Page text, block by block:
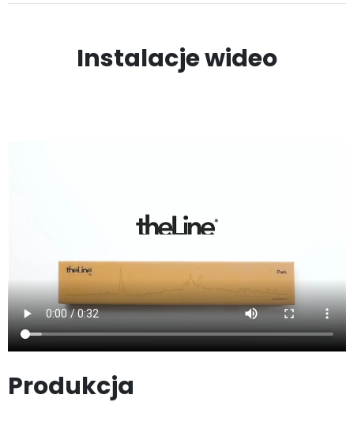
Instalacje wideo
Produkcja